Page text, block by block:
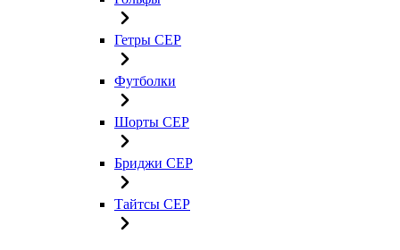
Гетры CEP
Футболки
Шорты CEP
Бриджи CEP
Тайтсы CEP